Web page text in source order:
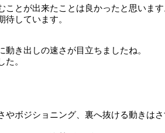
とが出来たことは良かったと思います
しています。
き出しの速さが目立ちましたね。
。
ボジショニング、裏へ抜ける動きはさ